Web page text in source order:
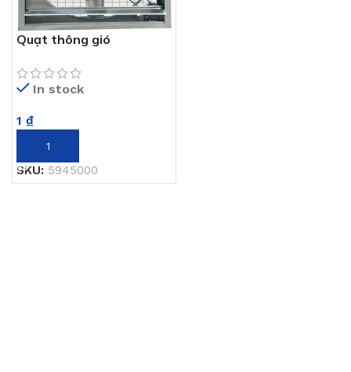
Quạt thông gió
In stock
1 ₫
THÊM VÀO GIỎ HÀNG
SKU: 5945000